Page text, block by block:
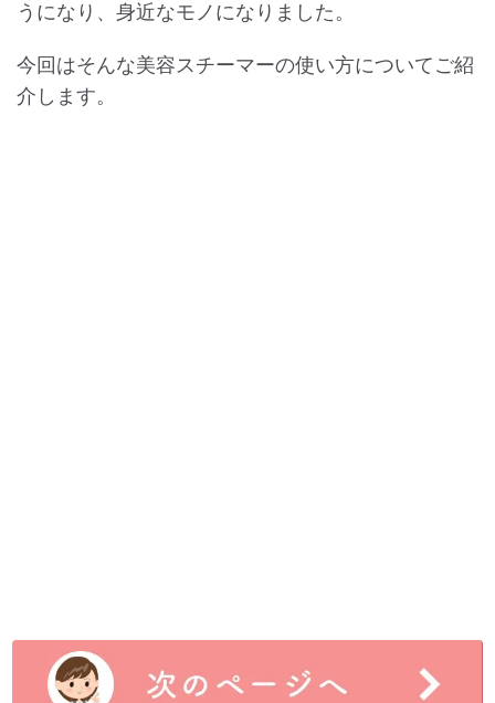
うになり、身近なモノになりました。
今回はそんな美容スチーマーの使い方についてご紹
介します。